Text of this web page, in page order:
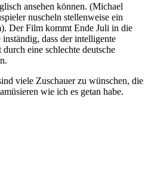
ansehen können. (Michael
nuscheln stellenweise ein
Der Film kommt Ende Juli in die
dass der intelligente
eine schlechte deutsche
viele Zuschauer zu wünschen, die
wie ich es getan habe.